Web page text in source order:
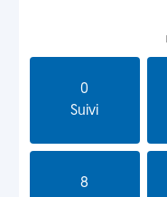
0
Suivi
8